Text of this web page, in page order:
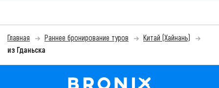
Главная Раннее бронирование туров
Китай (Хайнань)
из Гданьска